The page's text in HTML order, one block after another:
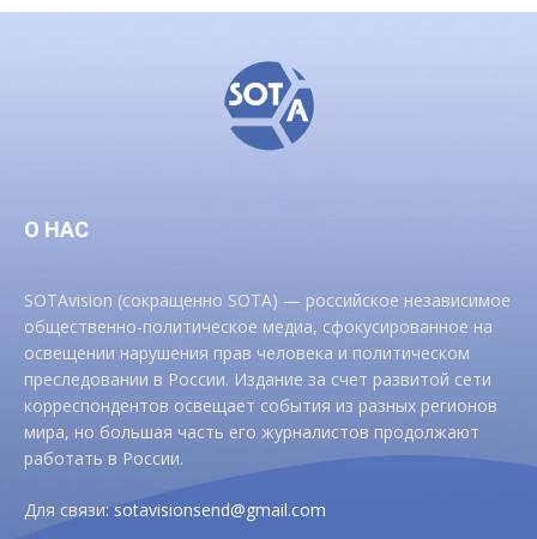
О НАС
SOTAvision (сокращенно SOTA) — российское независимое
общественно-политическое медиа, сфокусированное на
освещении нарушения прав человека и политическом
преследовании в России. Издание за счет развитой сети
корреспондентов освещает события из разных регионов
мира, но большая часть его журналистов продолжают
работать в России.
Для связи:sotavisionsend@gmail.com